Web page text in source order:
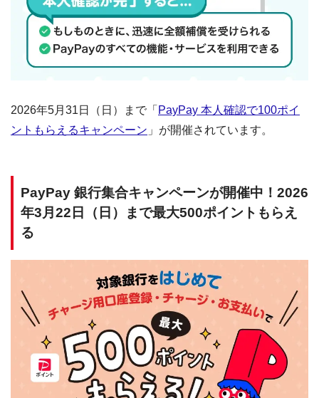
2026年5月31日（日）まで「 PayPay 本人確認で100ポイ
ントもらえるキャンペーン 」が開催されています。
PayPay 銀行集合キャンペーンが開催中！2026
年3月22日（日）まで最大500ポイントもらえ
る